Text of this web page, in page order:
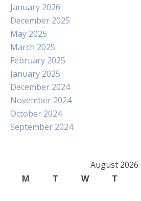
January 2026
December 2025
May 2025
March 2025
February 2025
January 2025
December 2024
November 2024
October 2024
September 2024
August 2026
M
T W T